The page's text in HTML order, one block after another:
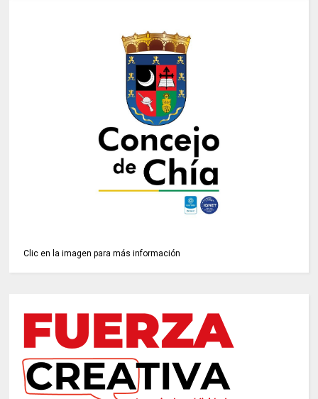
Clic en la imagen para más información